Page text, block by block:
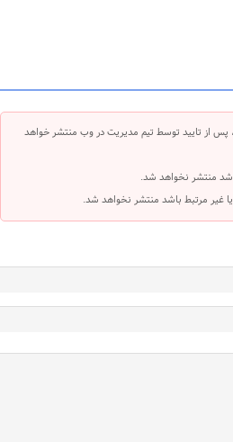
از تایید توسط تیم مدیریت در وب منتشر خواهد
منتشر نخواهد شد.
غیر مرتبط باشد منتشر نخواهد شد.